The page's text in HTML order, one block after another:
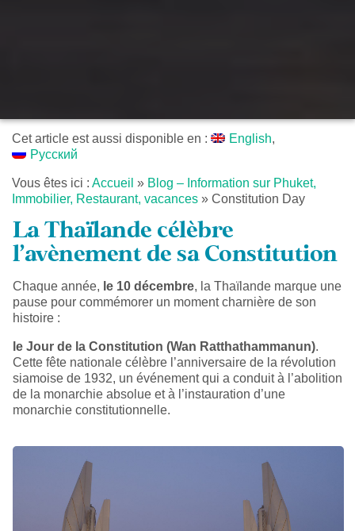
Cet article est aussi disponible en :
English
Русский
Vous êtes ici : Accueil » Blog – Information sur Phuket,
Immobilier, Restaurant, vacances » Constitution Day
La Thaïlande célèbre
l’avènement de sa Constitution
Chaque année, le 10 décembre, la Thaïlande marque une
pause pour commémorer un moment charnière de son
histoire :
le Jour de la Constitution (Wan Ratthathammanun).
Cette fête nationale célèbre l’anniversaire de la révolution
siamoise de 1932, un événement qui a conduit à l’abolition
de la monarchie absolue et à l’instauration d’une
monarchie constitutionnelle.